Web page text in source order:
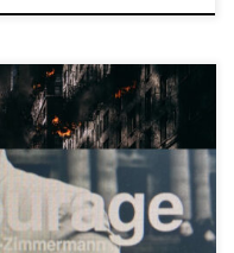
all die Leute, die hoffen,
profitieren zu können.